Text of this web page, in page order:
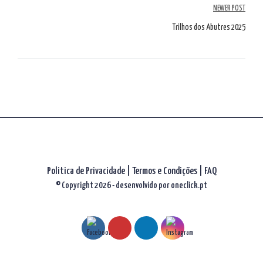
NEWER POST
Trilhos dos Abutres 2025
Politica de Privacidade| Termos e Condições FAQ
© Copyright 2026 - desenvolvido por oneclick.pt